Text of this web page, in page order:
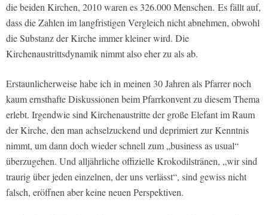
die beiden Kirchen, 2010 waren es 326.000 Menschen. Es fällt auf,
dass die Zahlen im langfristigen Vergleich nicht abnehmen, obwohl
die Substanz der Kirche immer kleiner wird. Die
Kirchenaustrittsdynamik nimmt also eher zu als ab.
Erstaunlicherweise habe ich in meinen 30 Jahren als Pfarrer noch
kaum ernsthafte Diskussionen beim Pfarrkonvent zu diesem Thema
erlebt. Irgendwie sind Kirchenaustritte der große Elefant im Raum
der Kirche, den man achselzuckend und deprimiert zur Kenntnis
nimmt, um dann doch wieder schnell zum „business as usual“
überzugehen. Und alljährliche offizielle Krokodilstränen, „wir sind
traurig über jeden einzelnen, der uns verlässt“, sind gewiss nicht
falsch, eröffnen aber keine neuen Perspektiven.